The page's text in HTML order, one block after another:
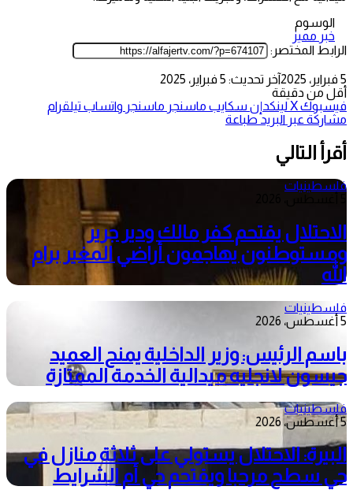
الوسوم
خبر مميز
الرابط المختصر:
5 فبراير، 2025
آخر تحديث: 5 فبراير، 2025
أقل من دقيقة
فيسبوك‫Xلينكدإن سكايب ماسنجر ماسنجر واتساب تيلقرام
مشاركة عبر البريد طباعة
أقرأ التالي
فلسطينيات
الاحتلال يقتحم كفر مالك ودير جرير
ومستوطنون يهاجمون أراضي المغير برام
الله
فلسطينيات
5 أغسطس، 2026
باسم الرئيس: وزير الداخلية يمنح العميد
جيسون لانجليه ميدالية الخدمة الممتازة
فلسطينيات
5 أغسطس، 2026
البيرة: الاحتلال يستولي على ثلاثة منازل في
حي سطح مرحبا ويقتحم حي أم الشرايط